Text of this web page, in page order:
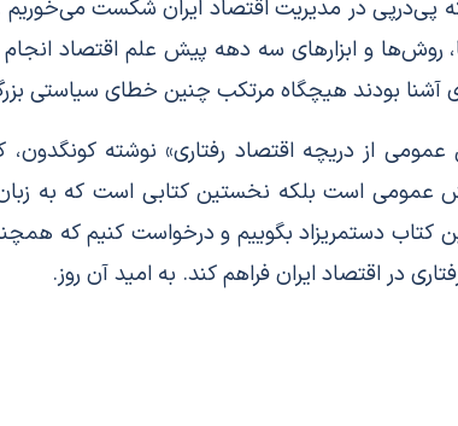
در مدیریت اقتصاد ایران شکست می‌خوریم .
روش‌ها و ابزارهای سه دهه پیش علم اقتصاد
آشنا بودند هیچگاه مرتکب چنین خطای سیاستی
از دریچه اقتصاد رفتاری» نوشته کونگدون،
عمومی است بلکه نخستین کتابی است که به
کتاب دستمریزاد بگوییم و درخواست کنیم که
در اقتصاد ایران فراهم کند. به امید آن روز.